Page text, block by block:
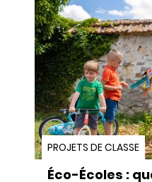
PROJETS DE CLASSE
Éco-Écoles :